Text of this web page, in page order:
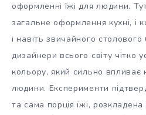
оформленні їжі для людини.
загальне оформлення кухні, і
і навіть звичайного столового
дизайнери всього світу чітко
кольору, який сильно впливає
людини. Експерименти
та сама порція їжі, розкладена